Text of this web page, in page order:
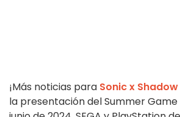
¡Más noticias para Sonic x
la presentación del Summer Game